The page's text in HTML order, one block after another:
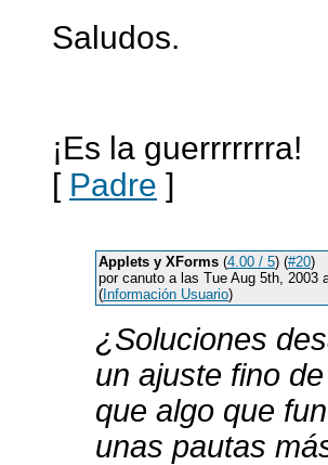
Saludos.
¡Es la guerrrrrrra!
[ Padre ]
Applets y XForms (4.00 / 5) (#20)
por canuto a las Tue Aug 5th, 2003
( Información Usuario)
¿Soluciones
un ajuste fino
que algo que
unas pautas